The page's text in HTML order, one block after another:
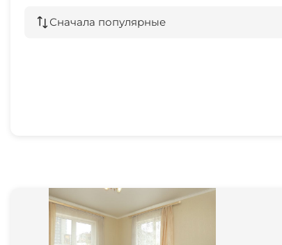
Сначала популярные